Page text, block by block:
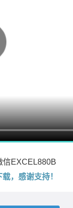
信EXCEL880B
，感谢支持！